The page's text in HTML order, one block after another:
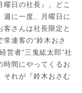
日の社長』。どこ
週に一度、月曜日に
客さんは社長限定と
連客の“鈴木おさ
営者“三鬼紘太郎”社
時間にやってくるお
それが『鈴木おさむ